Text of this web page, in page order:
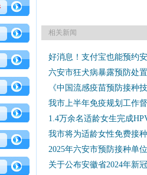
相关新闻
好消息！支付宝也能预约
六安市狂犬病暴露预防处
《中国流感疫苗预防接种
我市上半年免疫规划工作
1.4万余名适龄女生完成
我市将为适龄女性免费接
2025年六安市预防接种单
关于公布安徽省2024年新